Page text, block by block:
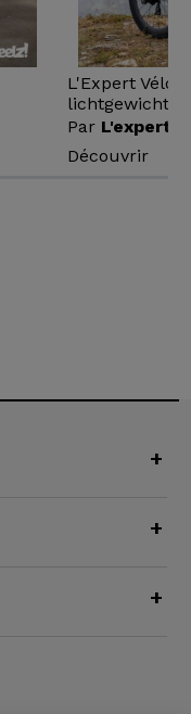
L'Expert Vélo
lichtgewicht...
Par L'expert
Découvrir
+
+
+